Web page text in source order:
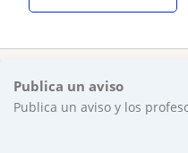
Publica un aviso
Publica un aviso y los